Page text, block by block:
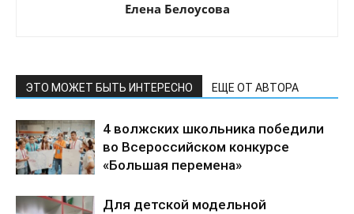
Елена Белоусова
ЭТО МОЖЕТ БЫТЬ ИНТЕРЕСНО ЕЩЕ ОТ АВТОРА
4 волжских школьника победили
во Всероссийском конкурсе
«Большая перемена»
Для детской модельной